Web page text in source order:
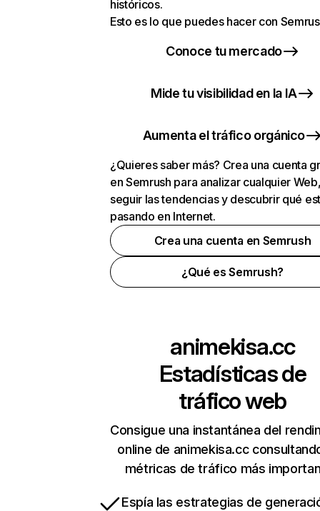
históricos.
Esto es lo que puedes hacer con
Conoce tu mercado
Mide tu visibilidad en la IA
Aumenta el tráfico orgánico
¿Quieres saber más? Crea una cuenta
en Semrush para analizar cualquier
seguir las tendencias y descubrir qué
pasando en Internet.
Crea una cuenta en Semrush
¿Qué es Semrush?
animekisa.cc
Estadísticas de
tráfico web
Consigue una instantánea del
online de animekisa.cc
métricas de tráfico más
Espía las estrategias de